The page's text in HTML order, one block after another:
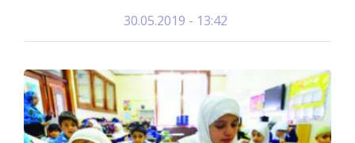
30.05.2019 - 13:42